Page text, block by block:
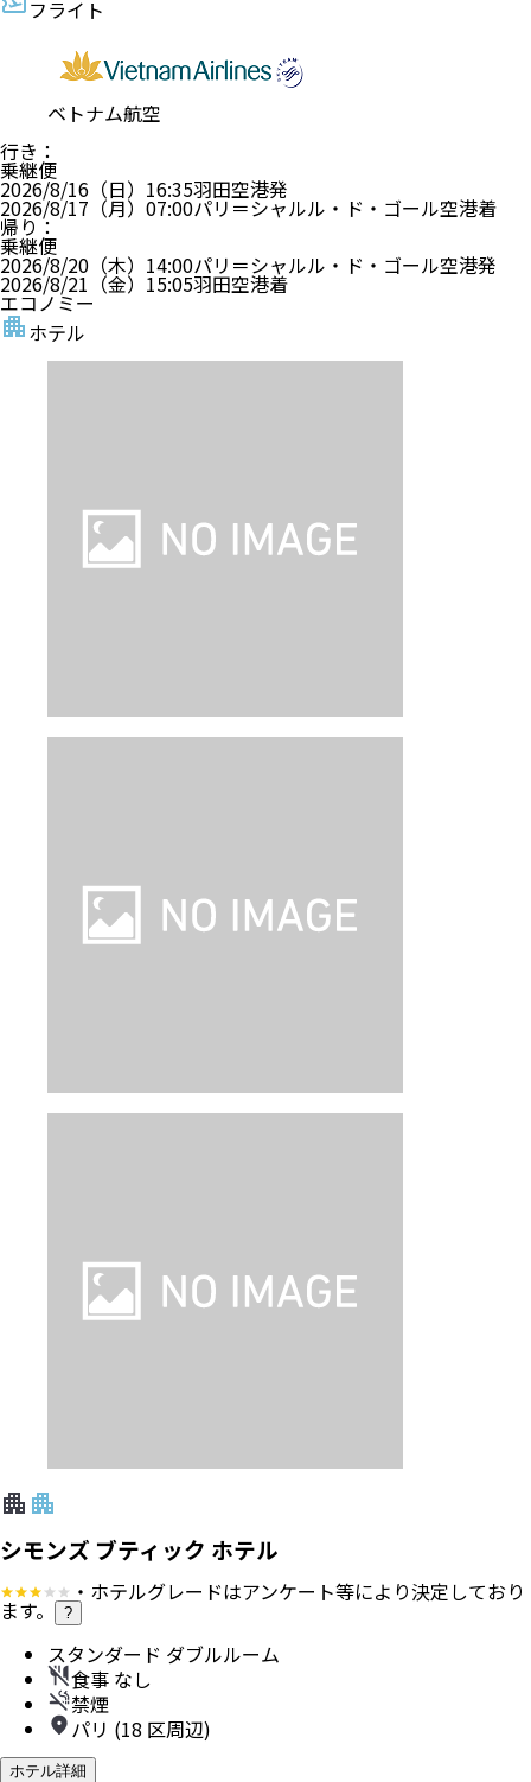
フライト
ベトナム航空
行き ：
乗継便
2026/8/16（日） 16:35羽田空港発
2026/8/17（月） 07:00パリ＝シャルル・ド・ゴール空港着
帰り ：
乗継便
2026/8/20（木） 14:00パリ＝シャルル・ド・ゴール空港発
2026/8/21（金） 15:05羽田空港着
エコノミー
ホテル
シモンズ ブティック ホテル
・ホテルグレードはアンケート等により決定しており
ます。 ?
スタンダード ダブルルーム
食事 なし
禁煙
パリ (18 区周辺)
ホテル詳細